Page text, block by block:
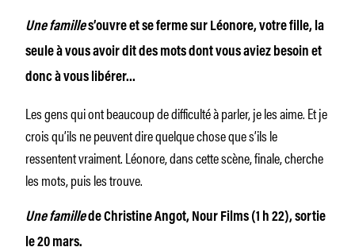
Une familles’ouvre et se ferme sur Léonore, votre fille, la
seule à vous avoir dit des mots dont vous aviez besoin et
donc à vous libérer…
Les gens qui ont beaucoup de difficulté à parler, je les aime. Et je
crois qu’ils ne peuvent dire quelque chose que s’ils le
ressentent vraiment. Léonore, dans cette scène, finale, cherche
les mots, puis les trouve.
Une famillede Christine Angot, Nour Films (1 h 22), sortie
le 20 mars.